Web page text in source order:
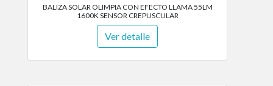
BALIZA SOLAR OLIMPIA CON EFECTO LLAMA 55LM
1600K SENSOR CREPUSCULAR
Ver detalle